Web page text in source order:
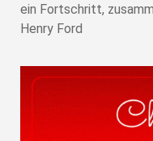
ein Fortschritt,
Henry Ford